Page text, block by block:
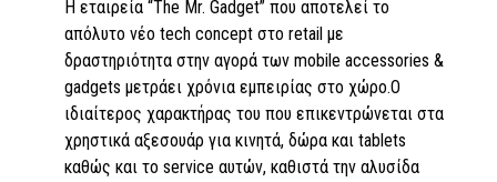
H εταιρεία “The Mr. Gadget” που αποτελεί το
απόλυτο νέο tech concept στο retail µε
δραστηριότητα στην αγορά των mobile accessories &
gadgets μετράει χρόνια εμπειρίας στο χώρο.Ο
ιδιαίτερος χαρακτήρας του που επικεντρώνεται στα
χρηστικά αξεσουάρ για κινητά, δώρα και tablets
καθώς και το service αυτών, καθιστά την αλυσίδα